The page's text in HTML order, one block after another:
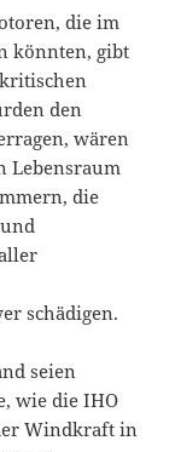
die im
könnten, gibt
den
wären
Lebensraum
die
schädigen.
seien
wie die IHO
Windkraft in